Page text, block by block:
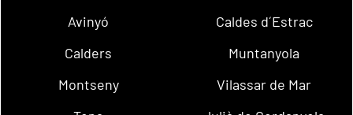
Avinyó
Caldes d´Estrac
Calders
Muntanyola
Montseny
Vilassar de Mar